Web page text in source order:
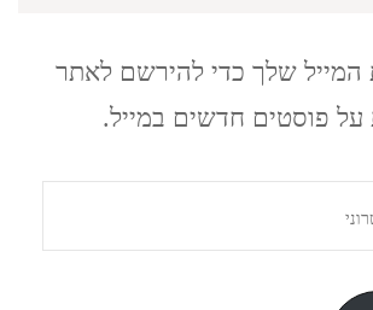
המייל שלך כדי להירשם לאתר
על פוסטים חדשים במייל.